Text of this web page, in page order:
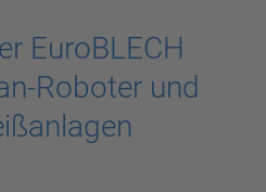
EuroBLECH
Roboter und